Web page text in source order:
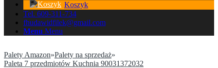
Koszyk
Tel. 609-311-734
fhudawidfilek@gmail.com
Menu Menu
Palety Amazon»Palety na sprzedaż»
Paleta 7 przedmiotów Kuchnia 90031372032